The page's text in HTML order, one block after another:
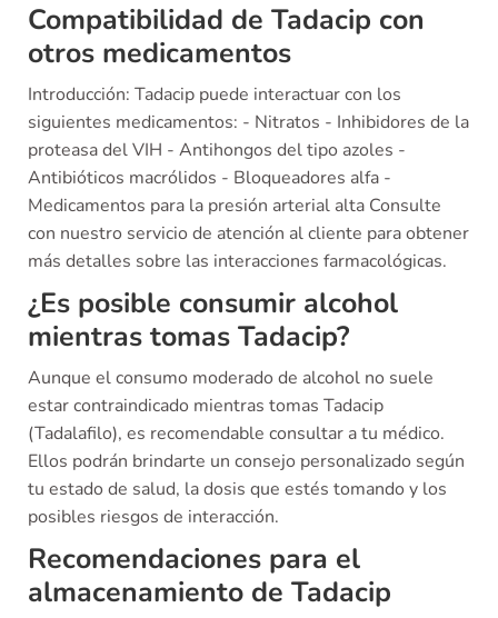
Compatibilidad de Tadacip con
otros medicamentos
Introducción: Tadacip puede interactuar con los
siguientes medicamentos: - Nitratos - Inhibidores de la
proteasa del VIH - Antihongos del tipo azoles -
Antibióticos macrólidos - Bloqueadores alfa -
Medicamentos para la presión arterial alta Consulte
con nuestro servicio de atención al cliente para obtener
más detalles sobre las interacciones farmacológicas.
¿Es posible consumir alcohol
mientras tomas Tadacip?
Aunque el consumo moderado de alcohol no suele
estar contraindicado mientras tomas Tadacip
(Tadalafilo), es recomendable consultar a tu médico.
Ellos podrán brindarte un consejo personalizado según
tu estado de salud, la dosis que estés tomando y los
posibles riesgos de interacción.
Recomendaciones para el
almacenamiento de Tadacip